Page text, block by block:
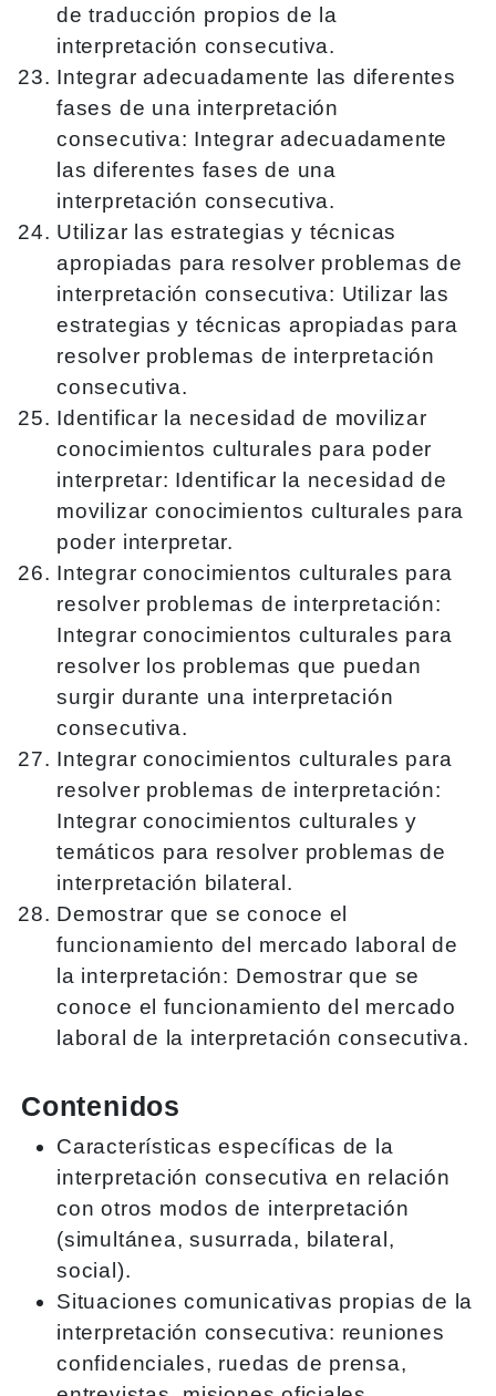
de traducción propios de la
interpretación consecutiva.
Integrar adecuadamente las diferentes
fases de una interpretación
consecutiva: Integrar adecuadamente
las diferentes fases de una
interpretación consecutiva.
Utilizar las estrategias y técnicas
apropiadas para resolver problemas de
interpretación consecutiva: Utilizar las
estrategias y técnicas apropiadas para
resolver problemas de interpretación
consecutiva.
Identificar la necesidad de movilizar
conocimientos culturales para poder
interpretar: Identificar la necesidad de
movilizar conocimientos culturales para
poder interpretar.
Integrar conocimientos culturales para
resolver problemas de interpretación:
Integrar conocimientos culturales para
resolver los problemas que puedan
surgir durante una interpretación
consecutiva.
Integrar conocimientos culturales para
resolver problemas de interpretación:
Integrar conocimientos culturales y
temáticos para resolver problemas de
interpretación bilateral.
Demostrar que se conoce el
funcionamiento del mercado laboral de
la interpretación: Demostrar que se
conoce el funcionamiento del mercado
laboral de la interpretación consecutiva.
Contenidos
Características específicas de la
interpretación consecutiva en relación
con otros modos de interpretación
(simultánea, susurrada, bilateral,
social).
Situaciones comunicativas propias de la
interpretación consecutiva: reuniones
confidenciales, ruedas de prensa,